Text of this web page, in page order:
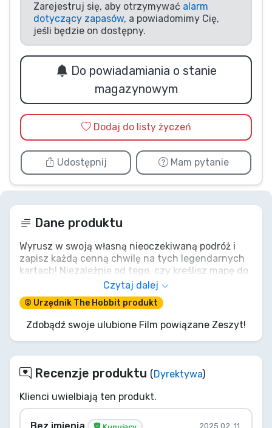
Zarejestruj się, aby otrzymywać alarm
dotyczący zapasów, a powiadomimy Cię,
jeśli będzie on dostępny.
Do powiadamiania o stanie
magazynowym
Dodaj do listy życzeń
Udostępnij Mam pytanie
Dane produktu
Wyrusz w swoją własną nieoczekiwaną podróż i
zapisz każdą cenną chwilę na tych legendarnych
kartach! Niezależnie od tego, czy kreślisz mapę do
swojej osobistej Samotnej Góry, szkicujesz
fantastyczne bestie, czy spisujesz przygody
godne Czerwonej Księgi Marchii Zachodniej, ten
notatnik "The Hobbit An Unexpected Journey" jest
Twoim wiernym towarzyszem. Niech jego
delikatne strony przechowają Twoje wielkie plany,
tajne mapy i nieopowiedziane jeszcze historie.
Twoja własna epicka saga czeka na swego
kronikarza.
Czytaj dalej
© Urzędnik The Hobbit produkt
Zdobądź swoje ulubione Film powiązane Zeszyt!
Recenzje produktu (Dyrektywa)
Klienci uwielbiają ten produkt.
Bez imienia 2025 02. 11.